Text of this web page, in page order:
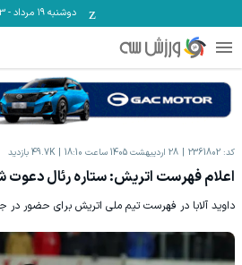
دوشنبه ۱۹ مرداد -
کد: 2361802 28 اردیبهشت 1405 ساعت 18:10 49.7K بازدید
اعلام فهرست اتریش: ستاره رئال دعوت
داوید آلابا در فهرست تیم ملی اتریش برای حضور در جام جهانی